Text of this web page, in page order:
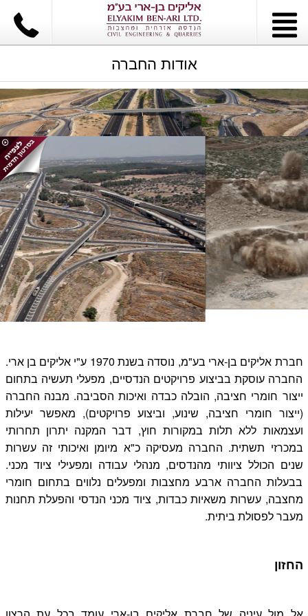
אודות החברה
חברת אליקים בן-ארי בע"מ, נוסדה בשנת 1970 ע"י אליקים בן ארי.
החברה עוסקת בביצוע פרויקטים הנדסיים, מפעלי תעשיה בתחום
ייצור חומרי חציבה, הובלה כבדה ואיכות הסביבה. מבנה החברה
(ייצור חומרי חציבה, שינוע, וביצוע פרויקטים), מאפשר יעילות
ועצמאות ללא תלות במקורות חוץ, דבר המקנה יתרון תחרותי
במכרזי תשתית. החברה מעסיקה כ"א מיומן ואיכותי זה עשרות
שנים הכולל ציוותי מהנדסים, מנהלי עבודה ומפעילי ציוד מכני.
בבעלות החברה ארבע מחצבות ומפעלים נלווים בתחום חומרי
מחצבה, עשרות משאיות כבדות, ציוד מכני הנדסי והפעלת תחנות
מעבר לפסולת ביתית.
החזון